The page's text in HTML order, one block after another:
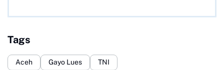
Tags
Aceh Gayo Lues TNI